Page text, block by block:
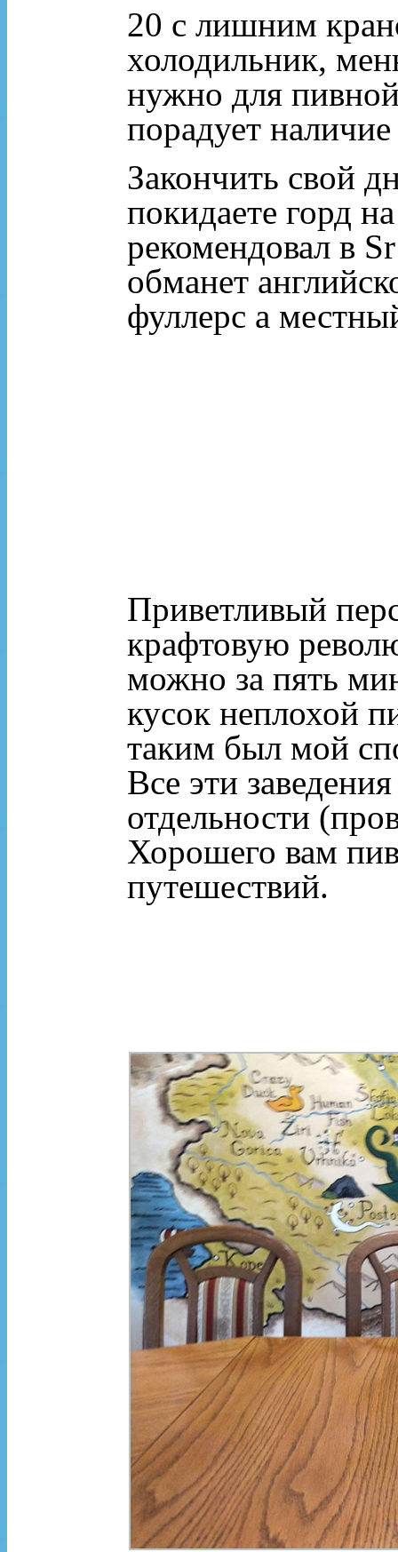
20 с лишним
холодильник,
нужно для
порадует
Закончить свой
покидаете горд
рекомендовал в
обманет
фуллерс а
Приветливый
крафтовую
можно за пять
кусок неплохой
таким был мой
Все эти
отдельности
Хорошего вам
путешествий.